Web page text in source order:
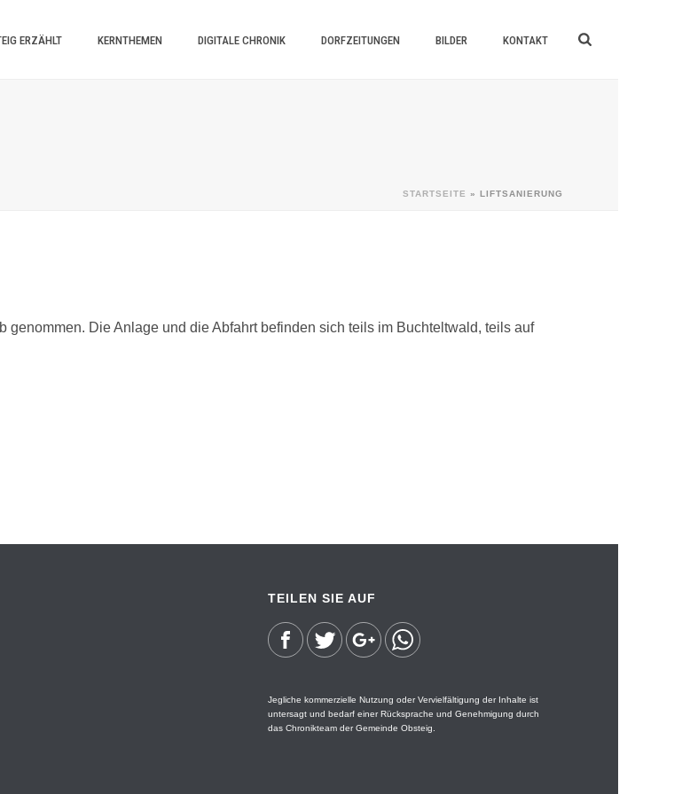
ERZÄHLT KERNTHEMEN DIGITALE CHRONIK DORFZEITUNGEN BILDER KONTAKT
STARTSEITE » LIFTSANIERUNG
Die Anlage und die Abfahrt befinden sich teils im Buchteltwald, teils auf
TEILEN SIE AUF
Jegliche kommerzielle Nutzung oder Vervielfältigung der Inhalte ist
untersagt und bedarf einer Rücksprache und Genehmigung durch
das Chronikteam der Gemeinde Obsteig.